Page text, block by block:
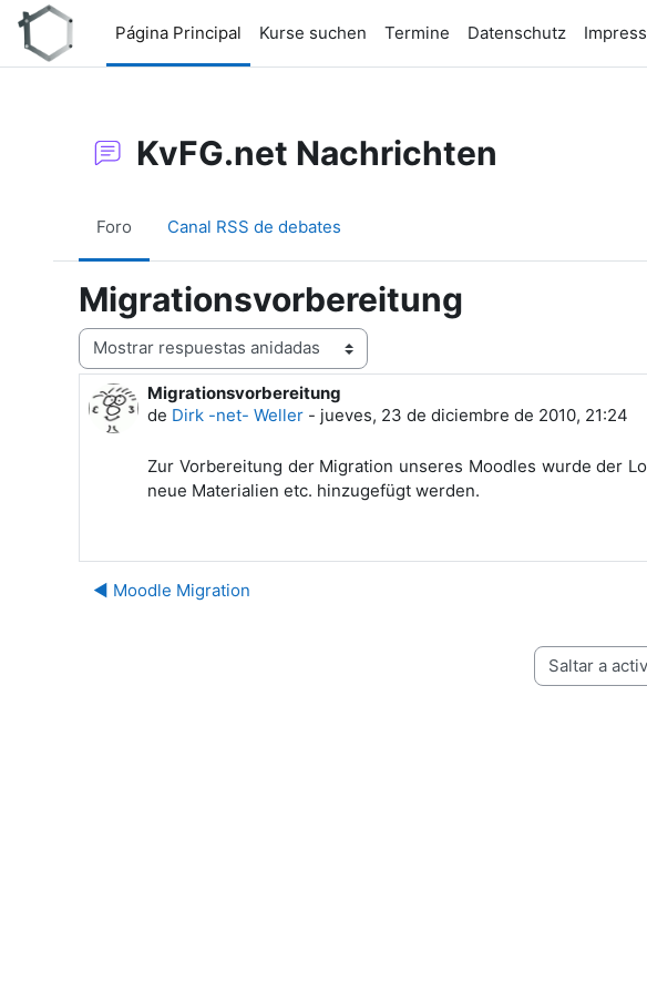
Salta al contenido principal
Página Principal
Kurse suchen Termine Datenschutz
KvFG.net Nachrichten
Foro Canal RSS de debates
Migrationsvorbereitung
Mostrar modo
Migrationsvorbereitung
de Dirk -net- Weller - jueves, 23 de diciembre de 2010, 21:24
Número de respuestas: 0
Zur Vorbereitung der Migration unseres Moodles wurde der
neue Materialien etc. hinzugefügt werden.
◀︎ Moodle Migration
Saltar a